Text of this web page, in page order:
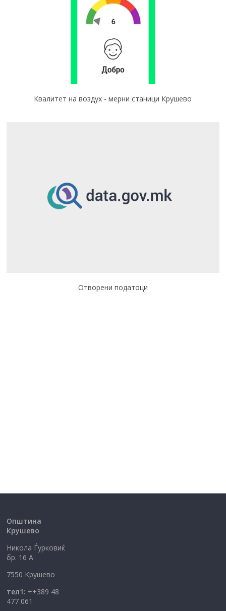
Квалитет на воздух - мерни станици Крушево
Отворени податоци
Општина
Крушево
Никола Ѓурковиќ
бр. 16 А
7550 Крушево
тел1: ++389 48
477 061